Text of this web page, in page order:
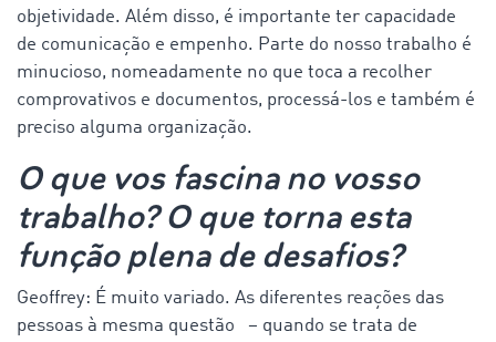
objetividade. Além disso, é importante ter capacidade
de comunicação e empenho. Parte do nosso trabalho é
minucioso, nomeadamente no que toca a recolher
comprovativos e documentos, processá-los e também é
preciso alguma organização.
O que vos fascina no vosso
trabalho? O que torna esta
função plena de desafios?
Geoffrey: É muito variado. As diferentes reações das
pessoas à mesma questão – quando se trata de